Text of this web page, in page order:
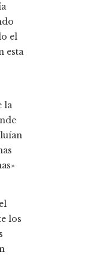
el
esta
la
los